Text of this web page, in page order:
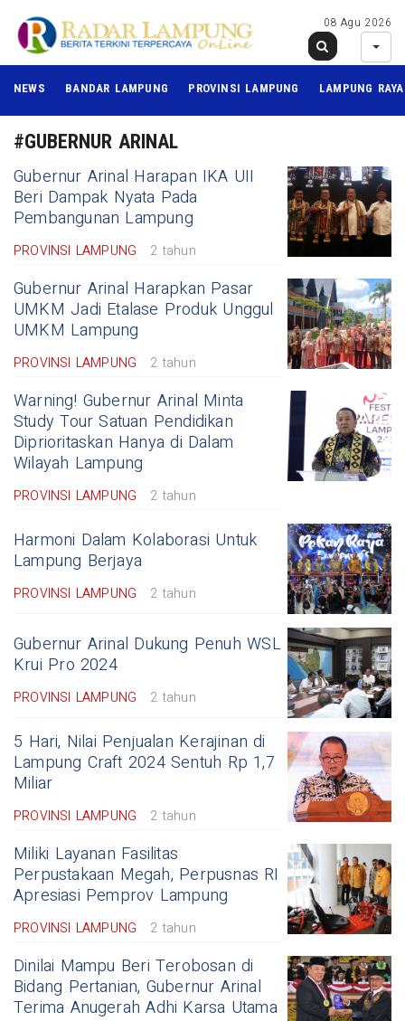
08 Agu 2026
NEWS BANDAR LAMPUNG PROVINSI LAMPUNG LAMPUNG RAYA
#GUBERNUR ARINAL
Gubernur Arinal Harapan IKA UII
Beri Dampak Nyata Pada
Pembangunan Lampung
PROVINSI LAMPUNG 2 tahun
Gubernur Arinal Harapkan Pasar
UMKM Jadi Etalase Produk Unggul
UMKM Lampung
PROVINSI LAMPUNG 2 tahun
Warning! Gubernur Arinal Minta
Study Tour Satuan Pendidikan
Diprioritaskan Hanya di Dalam
Wilayah Lampung
PROVINSI LAMPUNG 2 tahun
Harmoni Dalam Kolaborasi Untuk
Lampung Berjaya
PROVINSI LAMPUNG 2 tahun
Gubernur Arinal Dukung Penuh WSL
Krui Pro 2024
PROVINSI LAMPUNG 2 tahun
5 Hari, Nilai Penjualan Kerajinan di
Lampung Craft 2024 Sentuh Rp 1,7
Miliar
PROVINSI LAMPUNG 2 tahun
Miliki Layanan Fasilitas
Perpustakaan Megah, Perpusnas RI
Apresiasi Pemprov Lampung
PROVINSI LAMPUNG 2 tahun
Dinilai Mampu Beri Terobosan di
Bidang Pertanian, Gubernur Arinal
Terima Anugerah Adhi Karsa Utama